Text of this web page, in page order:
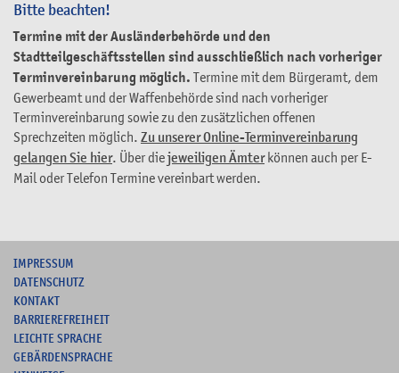
Bitte beachten!
Termine mit der Ausländerbehörde und den
Stadtteilgeschäftsstellen sind ausschließlich nach vorheriger
Terminvereinbarung möglich. Termine mit dem Bürgeramt, dem
Gewerbeamt und der Waffenbehörde sind nach vorheriger
Terminvereinbarung sowie zu den zusätzlichen offenen
Sprechzeiten möglich. Zu unserer Online-Terminvereinbarung
gelangen Sie hier. Über diejeweiligen Ämterkönnen auch per E-
Mail oder Telefon Termine vereinbart werden.
IMPRESSUM
DATENSCHUTZ
KONTAKT
BARRIEREFREIHEIT
LEICHTE SPRACHE
GEBÄRDENSPRACHE